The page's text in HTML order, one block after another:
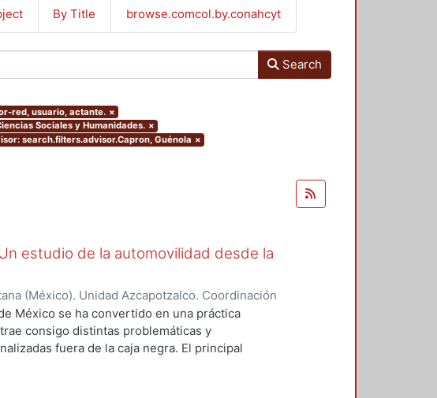
By Title browse.comcol.by.conahcyt
Search
red, usuario, actante. ×
Sociales y Humanidades. ×
search.filters.advisor.Capron, Guénola ×
estudio de la automovilidad desde la
(México). Unidad Azcapotzalco. Coordinación
03-27)Espín Carrillo, Dulce Monserrat
México se ha convertido en una práctica
consigo distintas problemáticas y
fuera de la caja negra. El principal